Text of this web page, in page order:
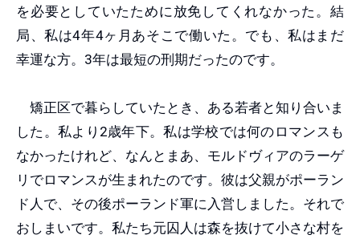
を必要としていたために放免してくれなかった。結
局、私は4年4ヶ月あそこで働いた。でも、私はまだ
幸運な方。3年は最短の刑期だったのです。
矯正区で暮らしていたとき、ある若者と知り合いま
した。私より2歳年下。私は学校では何のロマンスも
なかったけれど、なんとまあ、モルドヴィアのラーゲ
リでロマンスが生まれたのです。彼は父親がポーラン
ド人で、その後ポーランド軍に入営しました。それで
おしまいです。私たち元囚人は森を抜けて小さな村を